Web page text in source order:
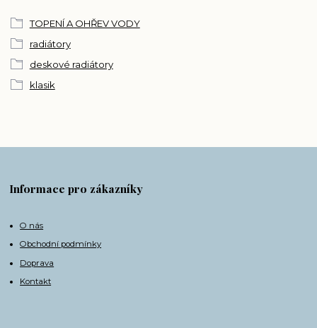
TOPENÍ A OHŘEV VODY
radiátory
deskové radiátory
klasik
Informace pro zákazníky
O nás
Obchodní podmínky
Doprava
Kontakt